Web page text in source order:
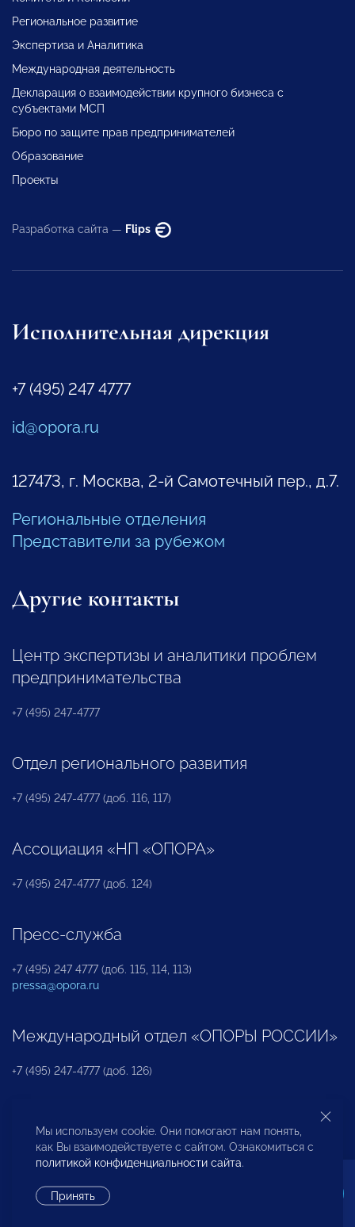
Региональное развитие
Экспертиза и Аналитика
Международная деятельность
Декларация о взаимодействии крупного бизнеса с
субъектами МСП
Бюро по защите прав предпринимателей
Образование
Проекты
Разработка сайта — Flips
Исполнительная дирекция
+7 (495) 247 4777
id@opora.ru
127473, г. Москва, 2-й Самотечный пер., д.7.
Региональные отделения
Представители за рубежом
Другие контакты
Центр экспертизы и аналитики проблем
предпринимательства
+7 (495) 247-4777
Отдел регионального развития
+7 (495) 247-4777 (доб. 116, 117)
Ассоциация «НП «ОПОРА»
+7 (495) 247-4777 (доб. 124)
Пресс-служба
+7 (495) 247 4777 (доб. 115, 114, 113)
pressa@opora.ru
Международный отдел «ОПОРЫ РОССИИ»
+7 (495) 247-4777 (доб. 126)
Бюро по защите прав предпринимателей и
инвесторов
Мы используем cookie. Они помогают нам понять,
как Вы взаимодействуете с сайтом. Ознакомиться с
политикой конфиденциальности сайта.
Принять